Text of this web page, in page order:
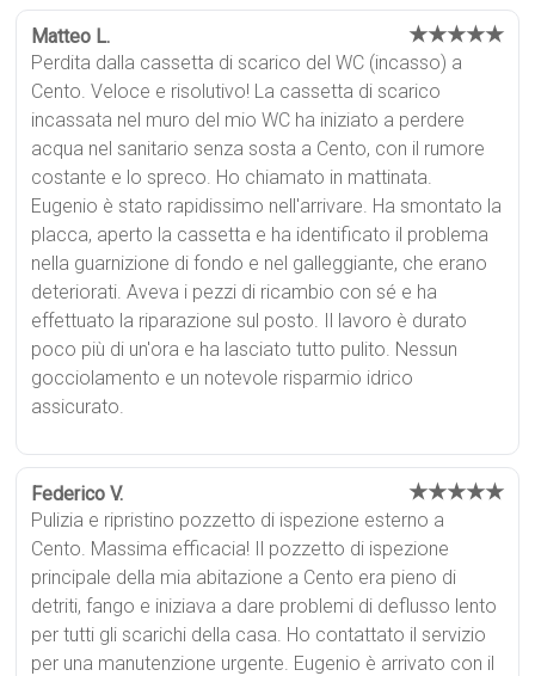
Matteo L. ★★★★★
Perdita dalla cassetta di scarico del WC (incasso) a
Cento. Veloce e risolutivo! La cassetta di scarico
incassata nel muro del mio WC ha iniziato a perdere
acqua nel sanitario senza sosta a Cento, con il rumore
costante e lo spreco. Ho chiamato in mattinata.
Eugenio è stato rapidissimo nell'arrivare. Ha smontato la
placca, aperto la cassetta e ha identificato il problema
nella guarnizione di fondo e nel galleggiante, che erano
deteriorati. Aveva i pezzi di ricambio con sé e ha
effettuato la riparazione sul posto. Il lavoro è durato
poco più di un'ora e ha lasciato tutto pulito. Nessun
gocciolamento e un notevole risparmio idrico
assicurato.
Federico V. ★★★★★
Pulizia e ripristino pozzetto di ispezione esterno a
Cento. Massima efficacia! Il pozzetto di ispezione
principale della mia abitazione a Cento era pieno di
detriti, fango e iniziava a dare problemi di deflusso lento
per tutti gli scarichi della casa. Ho contattato il servizio
per una manutenzione urgente. Eugenio è arrivato con il